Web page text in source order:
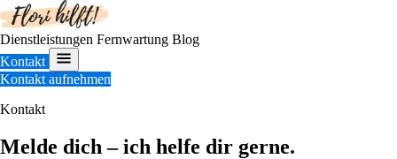
Dienstleistungen Fernwartung Blog
Kontakt
Kontakt aufnehmen
Kontakt
Melde dich – ich helfe dir gerne.